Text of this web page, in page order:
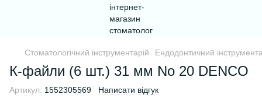
Стоматологічний інструментарій Ендодонтичний
К-файли (6 шт.) 31 мм No 20 DENCO
Артикул: 1552305569 Написати відгук